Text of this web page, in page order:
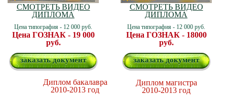
СМОТРЕТЬ ВИДЕО
ДИПЛОМА
Цена типография - 12 000 руб.
Цена ГОЗНАК - 19 000
руб.
заказать документ
СМОТРЕТЬ ВИДЕО
ДИПЛОМА
Цена типография - 12 000 руб.
Цена ГОЗНАК - 18000
руб.
заказать документ
Диплом бакалавра
2010-2013 год
Диплом магистра
2010-2013 год